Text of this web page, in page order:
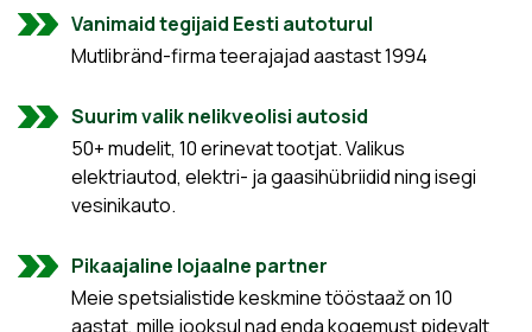
Vanimaid tegijaid Eesti autoturul
Mutlibränd-firma teerajajad aastast 1994
Suurim valik nelikveolisi autosid
50+ mudelit, 10 erinevat tootjat. Valikus
elektriautod, elektri- ja gaasihübriidid ning isegi
vesinikauto.
Pikaajaline lojaalne partner
Meie spetsialistide keskmine tööstaaž on 10
aastat, mille jooksul nad enda kogemust pidevalt